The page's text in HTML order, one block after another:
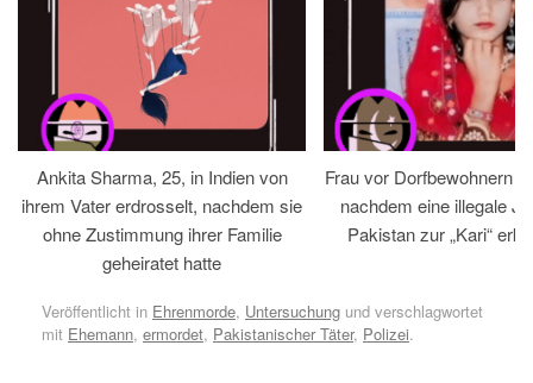
Ankita Sharma, 25, in Indien von
ihrem Vater erdrosselt, nachdem sie
ohne Zustimmung ihrer Familie
geheiratet hatte
Frau vor Dorfbewohnern
nachdem eine illegale
Pakistan zur „Kari“
Veröffentlicht in Ehrenmorde, Untersuchung und verschlagwortet
mit Ehemann, ermordet, Pakistanischer Täter, Polizei.